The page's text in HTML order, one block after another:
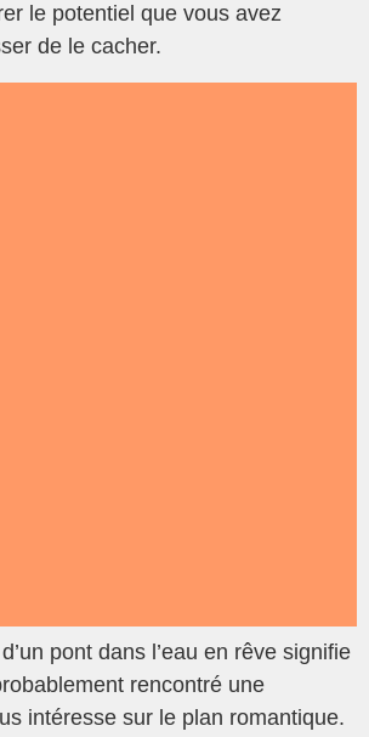
le potentiel que vous avez
de le cacher.
pont dans l’eau en rêve signifie
rencontré une
intéresse sur le plan romantique.